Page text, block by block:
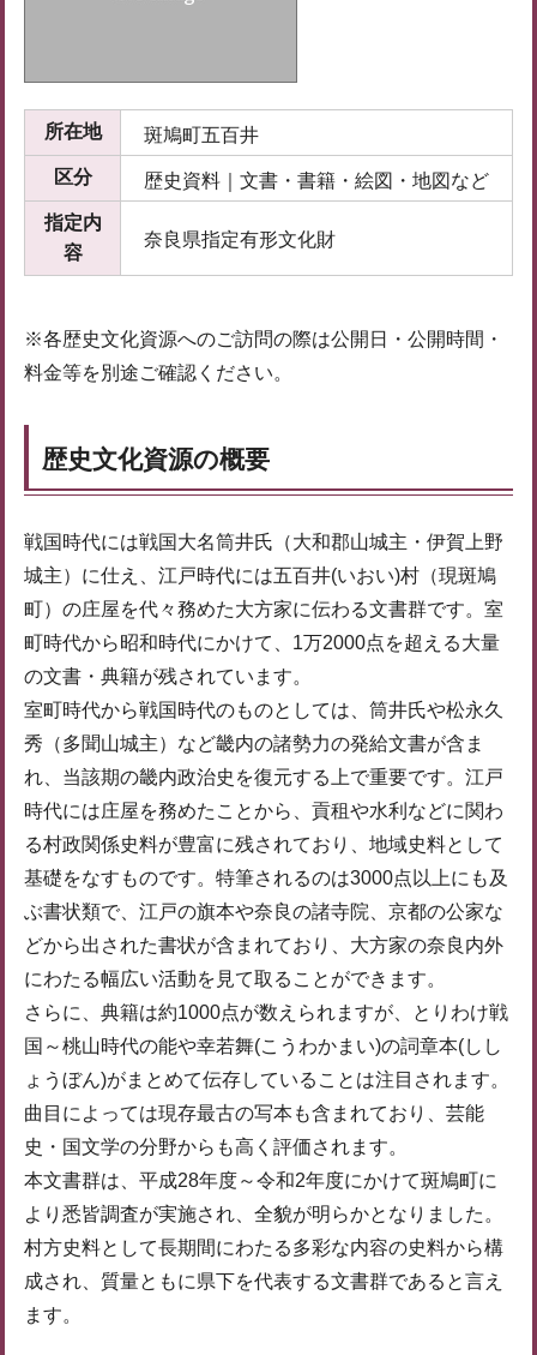
所在地 斑鳩町五百井
区分 歴史資料｜文書・書籍・絵図・地図など
指定内
容
奈良県指定有形文化財
※各歴史文化資源へのご訪問の際は公開日・公開時間・
料金等を別途ご確認ください。
歴史文化資源の概要
戦国時代には戦国大名筒井氏（大和郡山城主・伊賀上野
城主）に仕え、江戸時代には五百井(いおい)村（現斑鳩
町）の庄屋を代々務めた大方家に伝わる文書群です。室
町時代から昭和時代にかけて、1万2000点を超える大量
の文書・典籍が残されています。
室町時代から戦国時代のものとしては、筒井氏や松永久
秀（多聞山城主）など畿内の諸勢力の発給文書が含ま
れ、当該期の畿内政治史を復元する上で重要です。江戸
時代には庄屋を務めたことから、貢租や水利などに関わ
る村政関係史料が豊富に残されており、地域史料として
基礎をなすものです。特筆されるのは3000点以上にも及
ぶ書状類で、江戸の旗本や奈良の諸寺院、京都の公家な
どから出された書状が含まれており、大方家の奈良内外
にわたる幅広い活動を見て取ることができます。
さらに、典籍は約1000点が数えられますが、とりわけ戦
国～桃山時代の能や幸若舞(こうわかまい)の詞章本(しし
ょうぼん)がまとめて伝存していることは注目されます。
曲目によっては現存最古の写本も含まれており、芸能
史・国文学の分野からも高く評価されます。
本文書群は、平成28年度～令和2年度にかけて斑鳩町に
より悉皆調査が実施され、全貌が明らかとなりました。
村方史料として長期間にわたる多彩な内容の史料から構
成され、質量ともに県下を代表する文書群であると言え
ます。